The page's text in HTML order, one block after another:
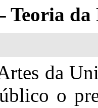
Teoria da
da
o